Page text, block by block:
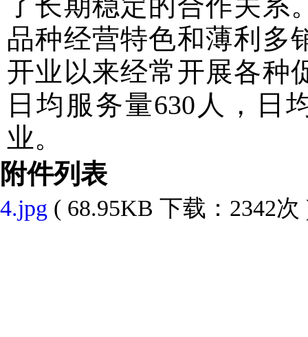
品种经营特色和薄利多
开业以来经常开展各种
日均服务量630人，日
业。
附件列表
4.jpg ( 68.95KB 下载：2342次